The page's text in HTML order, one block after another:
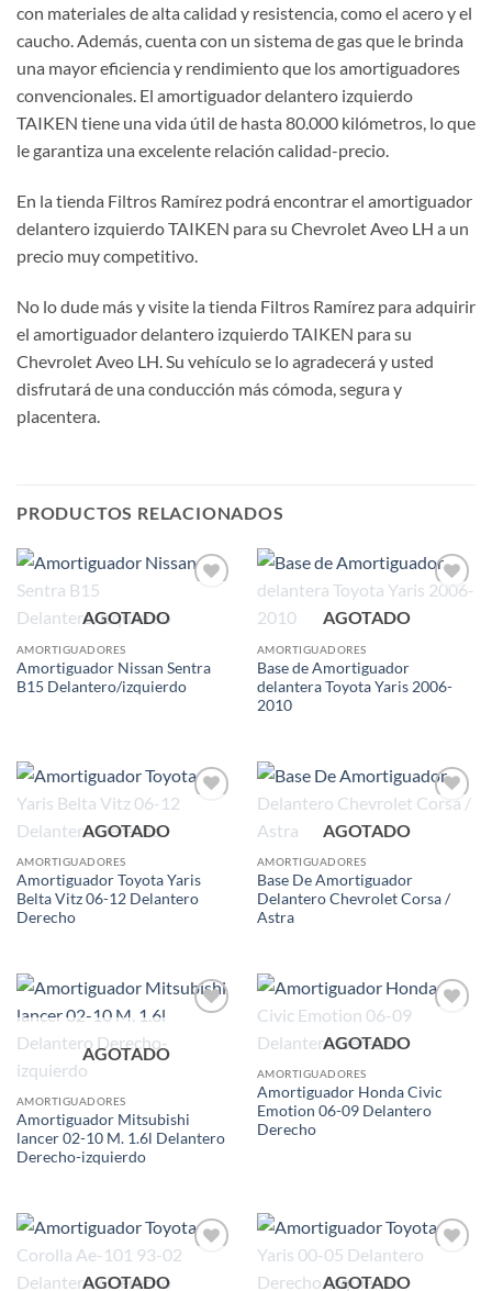
con materiales de alta calidad y resistencia, como el acero y el
caucho. Además, cuenta con un sistema de gas que le brinda
una mayor eficiencia y rendimiento que los amortiguadores
convencionales. El amortiguador delantero izquierdo
TAIKEN tiene una vida útil de hasta 80.000 kilómetros, lo que
le garantiza una excelente relación calidad-precio.
En la tienda Filtros Ramírez podrá encontrar el amortiguador
delantero izquierdo TAIKEN para su Chevrolet Aveo LH a un
precio muy competitivo.
No lo dude más y visite la tienda Filtros Ramírez para adquirir
el amortiguador delantero izquierdo TAIKEN para su
Chevrolet Aveo LH. Su vehículo se lo agradecerá y usted
disfrutará de una conducción más cómoda, segura y
placentera.
PRODUCTOS RELACIONADOS
AGOTADO
AMORTIGUADORES
Amortiguador Nissan Sentra
B15 Delantero/izquierdo
AGOTADO
AMORTIGUADORES
Base de Amortiguador
delantera Toyota Yaris 2006-
2010
AGOTADO
AMORTIGUADORES
Amortiguador Toyota Yaris
Belta Vitz 06-12 Delantero
Derecho
AGOTADO
AMORTIGUADORES
Base De Amortiguador
Delantero Chevrolet Corsa /
Astra
AGOTADO
AMORTIGUADORES
Amortiguador Mitsubishi
lancer 02-10 M. 1.6l Delantero
Derecho-izquierdo
AGOTADO
AMORTIGUADORES
Amortiguador Honda Civic
Emotion 06-09 Delantero
Derecho
AGOTADO AGOTADO